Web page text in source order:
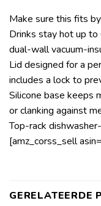
Make sure this fits
Drinks stay hot up
dual-wall vacuum-
Lid designed for a
includes a lock to
Silicone base keeps
or clanking against
Top-rack
[amz_corss_sell
GERELATEERDE